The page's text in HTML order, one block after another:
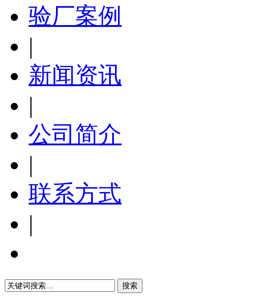
验厂案例
|
新闻资讯
|
公司简介
|
联系方式
|